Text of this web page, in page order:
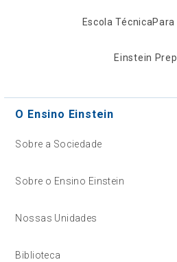
Escola Técnica
Einstein
O Ensino Einstein
Sobre a Sociedade
Sobre o Ensino Einstein
Nossas Unidades
Biblioteca